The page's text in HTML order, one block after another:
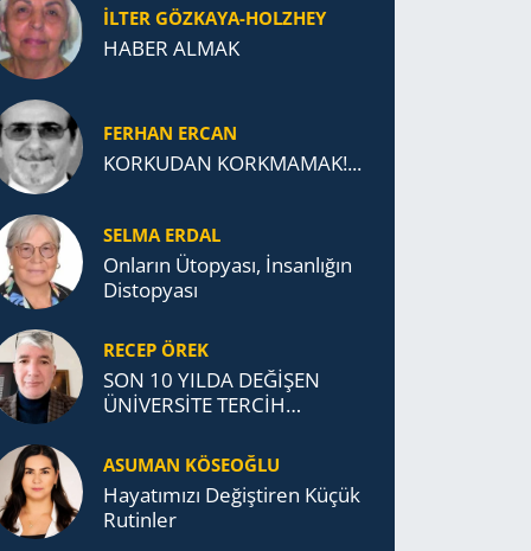
İLTER GÖZKAYA-HOLZHEY
HABER ALMAK
FERHAN ERCAN
KORKUDAN KORKMAMAK!...
SELMA ERDAL
Onların Ütopyası, İnsanlığın
Distopyası
RECEP ÖREK
SON 10 YILDA DEĞİŞEN
ÜNİVERSİTE TERCİH
ASUMAN KÖSEOĞLU
Ha­ya­tı­mı­zı De­ğiş­ti­ren Küçük
Ru­tin­ler